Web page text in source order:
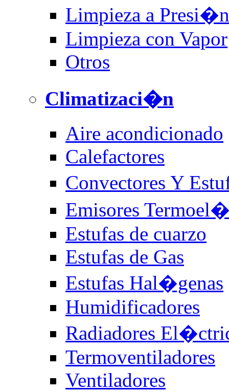
Limpieza a Presi�n
Limpieza con Vapor
Otros
Climatizaci�n
Aire acondicionado
Calefactores
Convectores Y
Emisores
Estufas de cuarzo
Estufas de Gas
Estufas Hal�genas
Humidificadores
Radiadores
Termoventiladores
Ventiladores